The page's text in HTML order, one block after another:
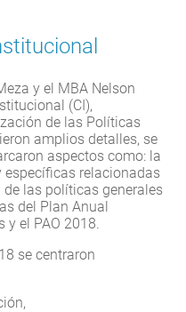
y el MBA Nelson
(CI),
de las Políticas
amplios detalles, se
aspectos como: la
relacionadas
las políticas generales
del Plan Anual
y el PAO 2018.
se centraron